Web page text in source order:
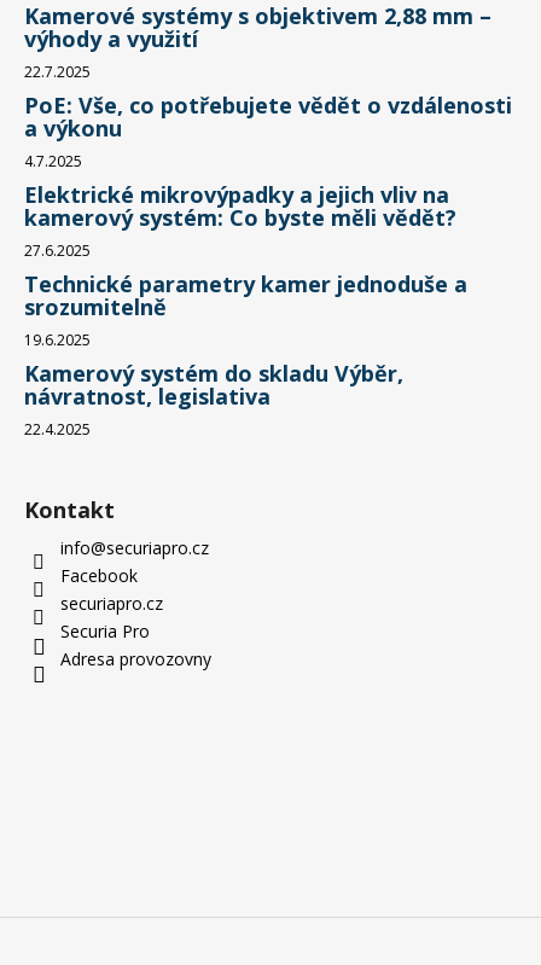
Kamerové systémy s objektivem 2,88 mm –
výhody a využití
22.7.2025
PoE: Vše, co potřebujete vědět o vzdálenosti
a výkonu
4.7.2025
Elektrické mikrovýpadky a jejich vliv na
kamerový systém: Co byste měli vědět?
27.6.2025
Technické parametry kamer jednoduše a
srozumitelně
19.6.2025
Kamerový systém do skladu Výběr,
návratnost, legislativa
22.4.2025
Kontakt
info@securiapro.cz
Facebook
securiapro.cz
Securia Pro
Adresa provozovny